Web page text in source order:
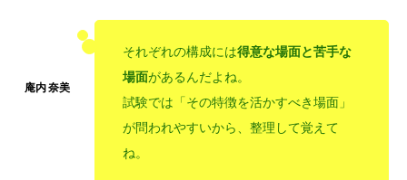
それぞれの構成には得意な場面と苦手な
場面があるんだよね。
試験では「その特徴を活かすべき場面」
が問われやすいから、整理して覚えて
ね。